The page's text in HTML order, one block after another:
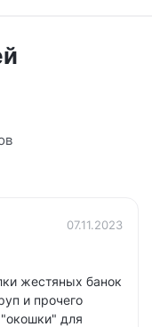
07.11.2023
жестяных банок
и прочего
для